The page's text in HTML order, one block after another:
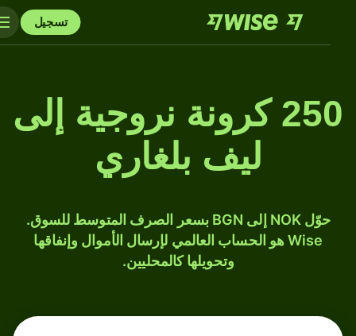
تسجيل
250 كرونة نروجية إلى
ليف بلغاري
حوّل NOK إلى BGN بسعر الصرف المتوسط للسوق.
Wise هو الحساب العالمي لإرسال الأموال وإنفاقها
وتحويلها كالمحليين.